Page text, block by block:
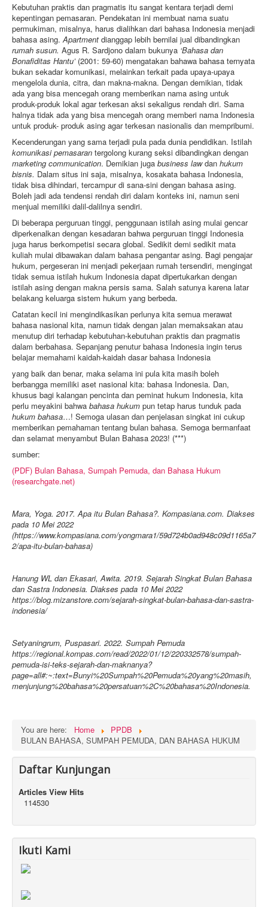
Kebutuhan praktis dan pragmatis itu sangat kentara terjadi demi
kepentingan pemasaran. Pendekatan ini membuat nama suatu
permukiman, misalnya, harus dialihkan dari bahasa Indonesia menjadi
bahasa asing. Apartment dianggap lebih bernilai jual dibandingkan
rumah susun. Agus R. Sardjono dalam bukunya ‘Bahasa dan
Bonaﬁditas Hantu’ (2001: 59-60) mengatakan bahawa bahasa ternyata
bukan sekadar komunikasi, melainkan terkait pada upaya-upaya
mengelola dunia, citra, dan makna-makna. Dengan demikian, tidak
ada yang bisa mencegah orang memberikan nama asing untuk
produk-produk lokal agar terkesan aksi sekaligus rendah diri. Sama
halnya tidak ada yang bisa mencegah orang memberi nama Indonesia
untuk produk- produk asing agar terkesan nasionalis dan mempribumi.
Kecenderungan yang sama terjadi pula pada dunia pendidikan. Istilah
komunikasi pemasaran tergolong kurang seksi dibandingkan dengan
marketing communication. Demikian juga business lawdan hukum
bisnis. Dalam situs ini saja, misalnya, kosakata bahasa Indonesia,
tidak bisa dihindari, tercampur di sana-sini dengan bahasa asing.
Boleh jadi ada tendensi rendah diri dalam konteks ini, namun seni
menjual memiliki dalil-dalilnya sendiri.
Di beberapa perguruan tinggi, penggunaan istilah asing mulai gencar
diperkenalkan dengan kesadaran bahwa perguruan tinggi Indonesia
juga harus berkompetisi secara global. Sedikit demi sedikit mata
kuliah mulai dibawakan dalam bahasa pengantar asing. Bagi pengajar
hukum, pergeseran ini menjadi pekerjaan rumah tersendiri, mengingat
tidak semua istilah hukum Indonesia dapat dipertukarkan dengan
istilah asing dengan makna persis sama. Salah satunya karena latar
belakang keluarga sistem hukum yang berbeda.
Catatan kecil ini mengindikasikan perlunya kita semua merawat
bahasa nasional kita, namun tidak dengan jalan memaksakan atau
menutup diri terhadap kebutuhan-kebutuhan praktis dan pragmatis
dalam berbahasa. Sepanjang penutur bahasa Indonesia ingin terus
belajar memahami kaidah-kaidah dasar bahasa Indonesia
yang baik dan benar, maka selama ini pula kita masih boleh
berbangga memiliki aset nasional kita: bahasa Indonesia. Dan,
khusus bagi kalangan pencinta dan peminat hukum Indonesia, kita
perlu meyakini bahwa bahasa hukum pun tetap harus tunduk pada
hukum bahasa…! Semoga ulasan dan penjelasan singkat ini cukup
memberikan pemahaman tentang bulan bahasa. Semoga bermanfaat
dan selamat menyambut Bulan Bahasa 2023! (***)
sumber:
(PDF) Bulan Bahasa, Sumpah Pemuda, dan Bahasa Hukum
(researchgate.net)
Mara, Yoga. 2017. Apa itu Bulan Bahasa?. Kompasiana.com. Diakses
pada 10 Mei 2022
(https://www.kompasiana.com/yongmara1/59d724b0ad948c09d1165a7
2/apa-itu-bulan-bahasa)
Hanung WL dan Ekasari, Awita. 2019. Sejarah Singkat Bulan Bahasa
dan Sastra Indonesia. Diakses pada 10 Mei 2022
https://blog.mizanstore.com/sejarah-singkat-bulan-bahasa-dan-sastra-
indonesia/
Setyaningrum, Puspasari. 2022. Sumpah Pemuda
https://regional.kompas.com/read/2022/01/12/220332578/sumpah-
pemuda-isi-teks-sejarah-dan-maknanya?
page=all#:~:text=Bunyi%20Sumpah%20Pemuda%20yang%20masih,
menjunjung%20bahasa%20persatuan%2C%20bahasa%20Indonesia.
You are here: Home
PPDB
BULAN BAHASA, SUMPAH PEMUDA, DAN BAHASA HUKUM
Daftar Kunjungan
Articles View Hits
114530
Ikuti Kami